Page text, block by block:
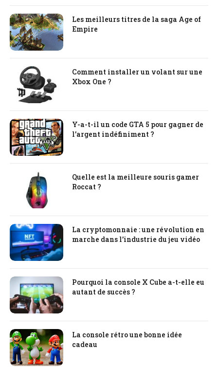
Les meilleurs titres de la saga Age of
Empire
Comment installer un volant sur une
Xbox One ?
Y-a-t-il un code GTA 5 pour gagner de
l’argent indéfiniment ?
Quelle est la meilleure souris gamer
Roccat ?
La cryptomonnaie : une révolution en
marche dans l’industrie du jeu vidéo
Pourquoi la console X Cube a-t-elle eu
autant de succès ?
La console rétro une bonne idée
cadeau